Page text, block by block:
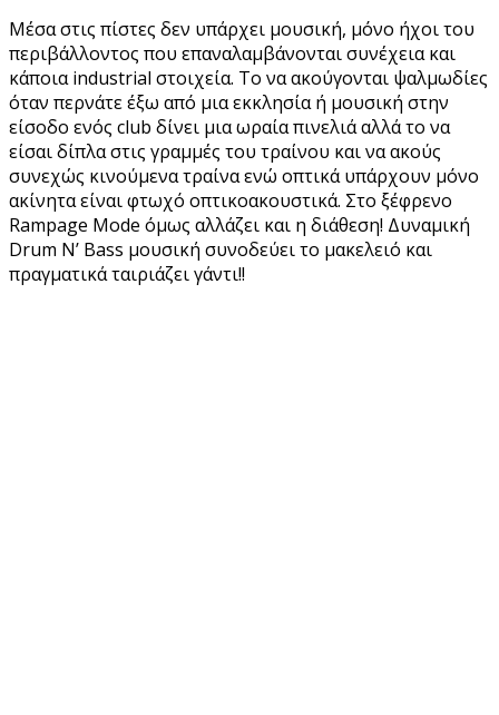
Μέσα στις πίστες δεν υπάρχει μουσική, μόνο ήχοι του
περιβάλλοντος που επαναλαμβάνονται συνέχεια και
κάποια industrial στοιχεία. Το να ακούγονται ψαλμωδίες
όταν περνάτε έξω από μια εκκλησία ή μουσική στην
είσοδο ενός club δίνει μια ωραία πινελιά αλλά το να
είσαι δίπλα στις γραμμές του τραίνου και να ακούς
συνεχώς κινούμενα τραίνα ενώ οπτικά υπάρχουν μόνο
ακίνητα είναι φτωχό οπτικοακουστικά. Στο ξέφρενο
Rampage Mode όμως αλλάζει και η διάθεση! Δυναμική
Drum N’ Bass μουσική συνοδεύει το μακελειό και
πραγματικά ταιριάζει γάντι!!